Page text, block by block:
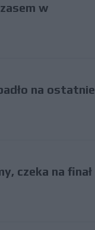
w
na ostatnie
czeka na finał